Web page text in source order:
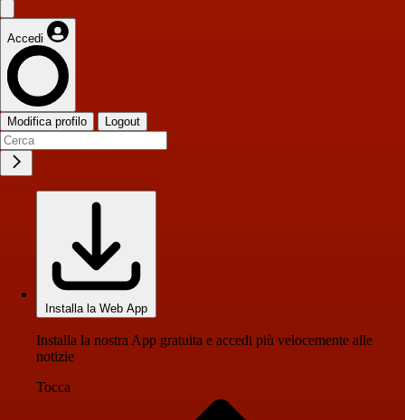
Accedi
Modifica profilo Logout
Installa la Web App
Installa la nostra App gratuita e accedi più velocemente alle
notizie
Tocca